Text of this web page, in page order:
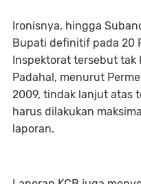
Ironisnya, hingga
Bupati definitif pada 20
Inspektorat tersebut
Padahal, menurut
2009, tindak lanjut atas
harus dilakukan
laporan.